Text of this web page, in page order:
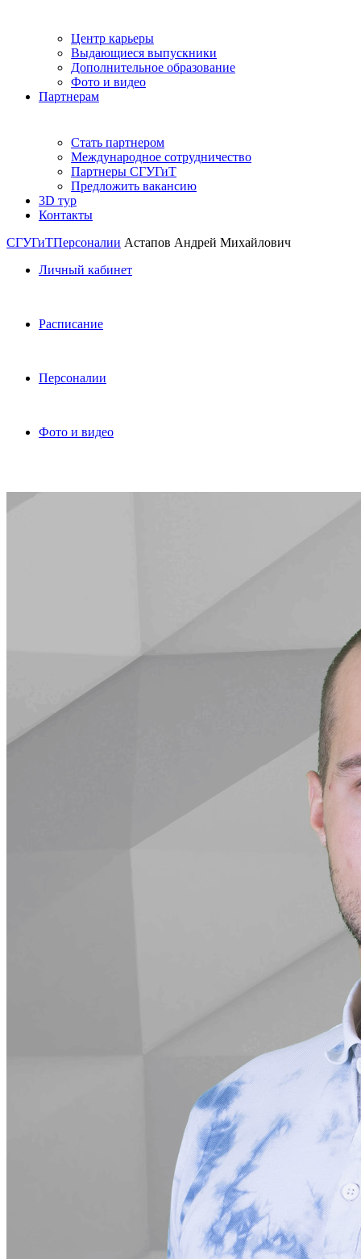
Центр карьеры
Выдающиеся выпускники
Дополнительное образование
Фото и видео
Партнерам
Стать партнером
Международное сотрудничество
Партнеры СГУГиТ
Предложить вакансию
3D тур
Контакты
СГУГиТПерсоналии Астапов Андрей Михайлович
Личный кабинет
Расписание
Персоналии
Фото и видео